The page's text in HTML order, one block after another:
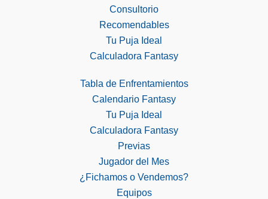
Consultorio
Recomendables
Tu Puja Ideal
Calculadora Fantasy
Tabla de Enfrentamientos
Calendario Fantasy
Tu Puja Ideal
Calculadora Fantasy
Previas
Jugador del Mes
¿Fichamos o Vendemos?
Equipos